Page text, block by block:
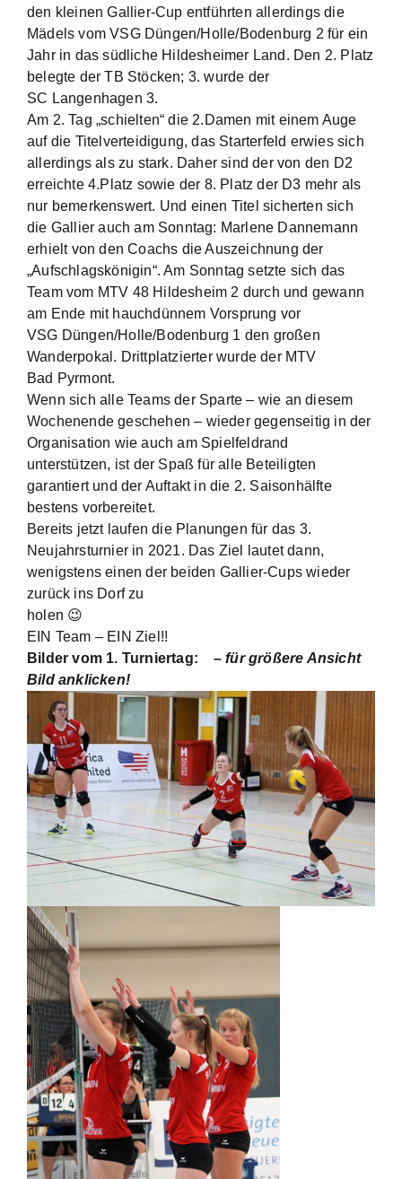
den kleinen Gallier-Cup entführten allerdings die
Mädels vom VSG Düngen/Holle/Bodenburg 2 für ein
Jahr in das südliche Hildesheimer Land. Den 2. Platz
belegte der TB Stöcken; 3. wurde der
SC Langenhagen 3.
Am 2. Tag „schielten“ die 2.Damen mit einem Auge
auf die Titelverteidigung, das Starterfeld erwies sich
allerdings als zu stark. Daher sind der von den D2
erreichte 4.Platz sowie der 8. Platz der D3 mehr als
nur bemerkenswert. Und einen Titel sicherten sich
die Gallier auch am Sonntag: Marlene Dannemann
erhielt von den Coachs die Auszeichnung der
„Aufschlagskönigin“. Am Sonntag setzte sich das
Team vom MTV 48 Hildesheim 2 durch und gewann
am Ende mit hauchdünnem Vorsprung vor
VSG Düngen/Holle/Bodenburg 1 den großen
Wanderpokal. Drittplatzierter wurde der MTV
Bad Pyrmont.
Wenn sich alle Teams der Sparte – wie an diesem
Wochenende geschehen – wieder gegenseitig in der
Organisation wie auch am Spielfeldrand
unterstützen, ist der Spaß für alle Beteiligten
garantiert und der Auftakt in die 2. Saisonhälfte
bestens vorbereitet.
Bereits jetzt laufen die Planungen für das 3.
Neujahrsturnier in 2021. Das Ziel lautet dann,
wenigstens einen der beiden Gallier-Cups wieder
zurück ins Dorf zu
holen 😉
EIN Team – EIN Ziel!!
Bilder vom 1. Turniertag: – für größere Ansicht
Bild anklicken!